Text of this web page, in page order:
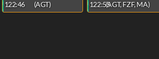
122:46 (AGT) 122:55(AGT, FZF, MA)